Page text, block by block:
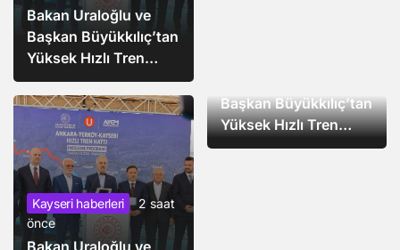
Bakan Uraloğlu ve
Başkan Büyükkılıç’tan
Yüksek Hızlı Tren
Projesinde İnceleme
Kayseri haberleri
2 saat
önce
Bakan Uraloğlu ve
Başkan Büyükkılıç’tan
Yüksek Hızlı Tren
Projesinde İnceleme